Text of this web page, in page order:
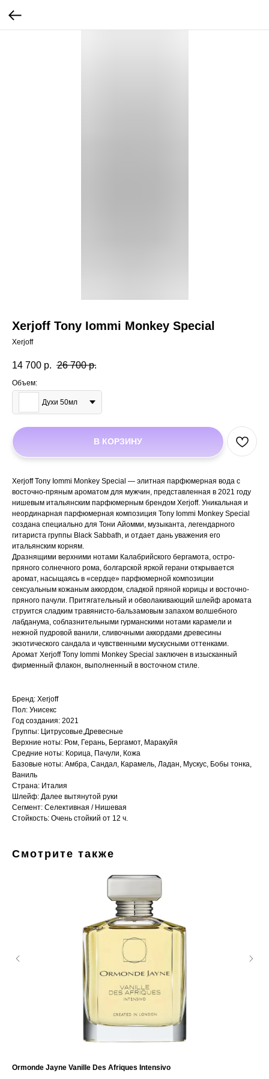
Xerjoff Tony Iommi Monkey Special
Xerjoff
14 700 р. 26 700 р.
Объем:
Духи 50мл
В КОРЗИНУ
Xerjoff Tony Iommi Monkey Special — элитная парфюмерная вода с
восточно-пряным ароматом для мужчин, представленная в 2021 году
нишевым итальянским парфюмерным брендом Xerjoff. Уникальная и
неординарная парфюмерная композиция Tony Iommi Monkey Special
создана специально для Тони Айомми, музыканта, легендарного
гитариста группы Black Sabbath, и отдает дань уважения его
итальянским корням.
Дразнящими верхними нотами Калабрийского бергамота, остро-
пряного солнечного рома, болгарской яркой герани открывается
аромат, насыщаясь в «сердце» парфюмерной композиции
сексуальным кожаным аккордом, сладкой пряной корицы и восточно-
пряного пачули. Притягательный и обволакивающий шлейф аромата
струится сладким травянисто-бальзамовым запахом волшебного
лабданума, соблазнительными гурманскими нотами карамели и
нежной пудровой ванили, сливочными аккордами древесины
экзотического сандала и чувственными мускусными оттенками.
Аромат Xerjoff Tony Iommi Monkey Special заключен в изысканный
фирменный флакон, выполненный в восточном стиле.
Бренд: Xerjoff
Пол: Унисекс
Год создания: 2021
Группы: Цитрусовые,Древесные
Верхние ноты: Ром, Герань, Бергамот, Маракуйя
Средние ноты: Корица, Пачули, Кожа
Базовые ноты: Амбра, Сандал, Карамель, Ладан, Мускус, Бобы тонка,
Ваниль
Страна: Италия
Шлейф: Далее вытянутой руки
Сегмент: Селективная / Нишевая
Стойкость: Очень стойкий от 12 ч.
Смотрите также
Ormonde Jayne Vanille Des Afriques Intensivo